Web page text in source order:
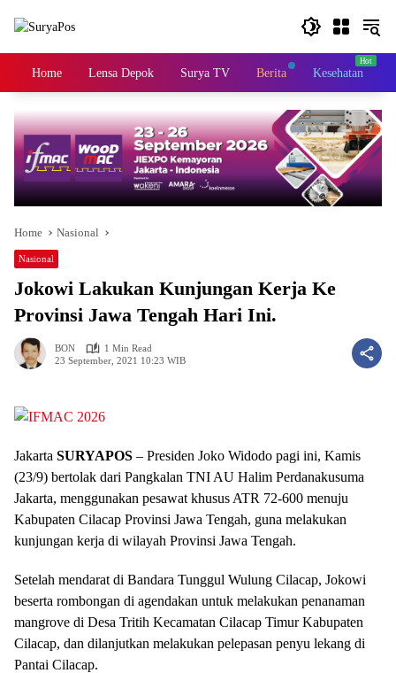
Home Lensa Depok Surya TV Berita Kesehatan
Home Nasional
Nasional
Jokowi Lakukan Kunjungan Kerja Ke
Provinsi Jawa Tengah Hari Ini.
BON
1 Min Read
23 September, 2021 10:23 WIB
Jakarta SURYAPOS – Presiden Joko Widodo pagi ini, Kamis
(23/9) bertolak dari Pangkalan TNI AU Halim Perdanakusuma
Jakarta, menggunakan pesawat khusus ATR 72-600 menuju
Kabupaten Cilacap Provinsi Jawa Tengah, guna melakukan
kunjungan kerja di wilayah Provinsi Jawa Tengah.
Setelah mendarat di Bandara Tunggul Wulung Cilacap, Jokowi
beserta rombongan di agendakan untuk melakukan penanaman
mangrove di Desa Tritih Kecamatan Cilacap Timur Kabupaten
Cilacap, dan dilanjutkan melakukan pelepasan penyu lekang di
Pantai Cilacap.